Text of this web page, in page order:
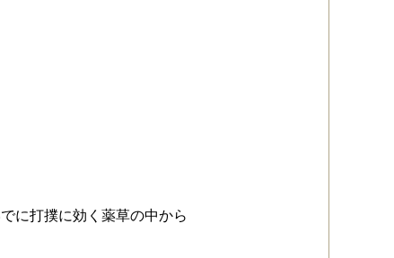
に打撲に効く薬草の中から